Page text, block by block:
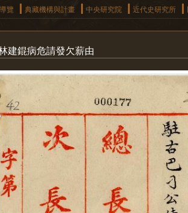
覽 典藏機構與計畫 中央研究院 近代史研究所
建錕病危請發欠薪由